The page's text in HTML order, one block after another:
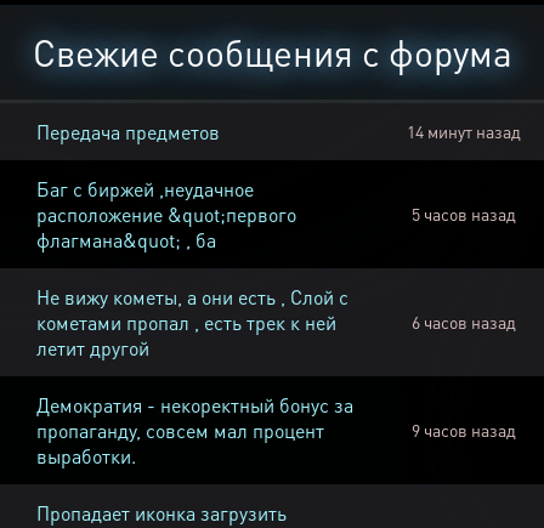
Свежие сообщения с форума
Передача предметов 14 минут назад
Баг с биржей ,неудачное
расположение &quot;первого
флагмана&quot; , ба
5 часов назад
Не вижу кометы, а они есть , Слой с
кометами пропал , есть трек к ней
летит другой
6 часов назад
Демократия - некоректный бонус за
пропаганду, совсем мал процент
выработки.
9 часов назад
Пропадает иконка загрузить